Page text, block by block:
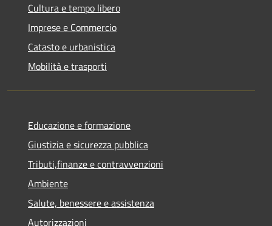
Cultura e tempo libero
Imprese e Commercio
Catasto e urbanistica
Mobilità e trasporti
Educazione e formazione
Giustizia e sicurezza pubblica
Tributi,finanze e contravvenzioni
Ambiente
Salute, benessere e assistenza
Autorizzazioni